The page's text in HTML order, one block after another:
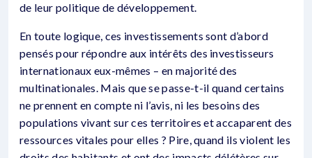
de leur politique de développement.
En toute logique, ces investissements sont d’abord
pensés pour répondre aux intérêts des investisseurs
internationaux eux-mêmes – en majorité des
multinationales. Mais que se passe-t-il quand certains
ne prennent en compte ni l’avis, ni les besoins des
populations vivant sur ces territoires et accaparent des
ressources vitales pour elles ? Pire, quand ils violent les